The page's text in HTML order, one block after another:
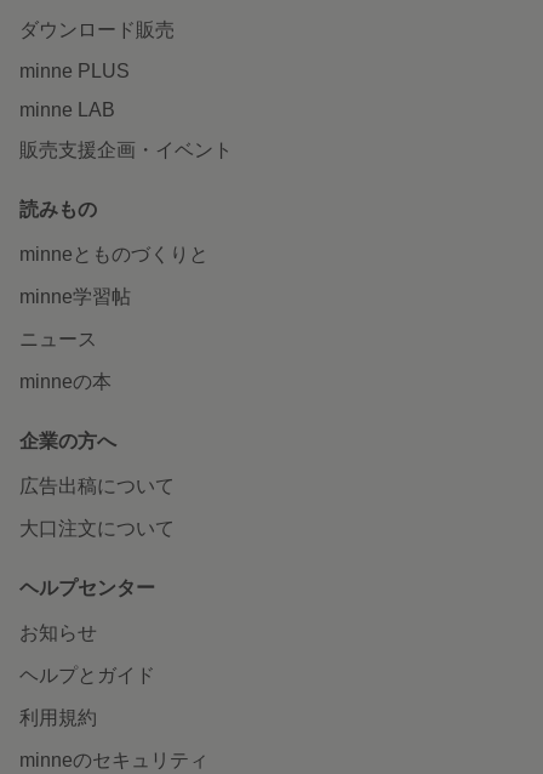
ダウンロード販売
minne PLUS
minne LAB
販売支援企画・イベント
読みもの
minneとものづくりと
minne学習帖
ニュース
minneの本
企業の方へ
広告出稿について
大口注文について
ヘルプセンター
お知らせ
ヘルプとガイド
利用規約
minneのセキュリティ